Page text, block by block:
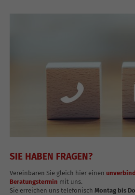
SIE HABEN FRAGEN?
Vereinbaren Sie gleich hier einen
Beratungstermin mit uns.
Sie erreichen uns telefonisch Montag bis